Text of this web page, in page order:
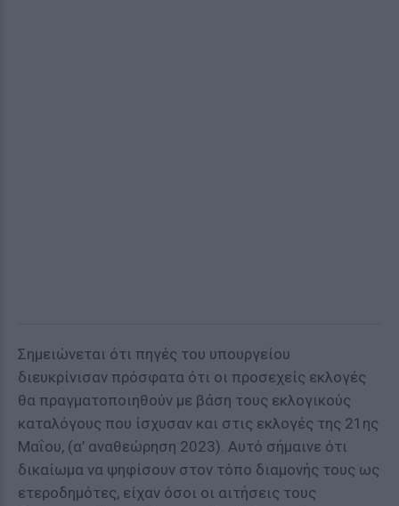
Σημειώνεται ότι πηγές του υπουργείου
διευκρίνισαν πρόσφατα ότι οι προσεχείς εκλογές
θα πραγματοποιηθούν με βάση τους εκλογικούς
καταλόγους που ίσχυσαν και στις εκλογές της 21ης
Μαΐου, (α’ αναθεώρηση 2023). Αυτό σήμαινε ότι
δικαίωμα να ψηφίσουν στον τόπο διαμονής τους ως
ετεροδημότες, είχαν όσοι οι αιτήσεις τους